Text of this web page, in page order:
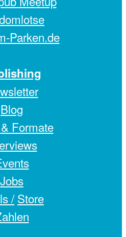
Parken.de
Blog
Formate
Jobs
/ Store